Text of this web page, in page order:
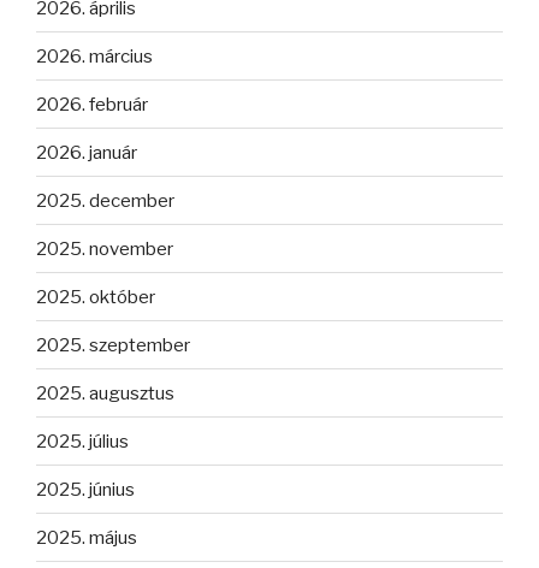
2026. április
2026. március
2026. február
2026. január
2025. december
2025. november
2025. október
2025. szeptember
2025. augusztus
2025. július
2025. június
2025. május